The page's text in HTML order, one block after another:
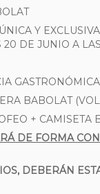
Y
DE JUNIO A
BABOLAT
+ CAMISETA
DE FORMA
DEBERÁN